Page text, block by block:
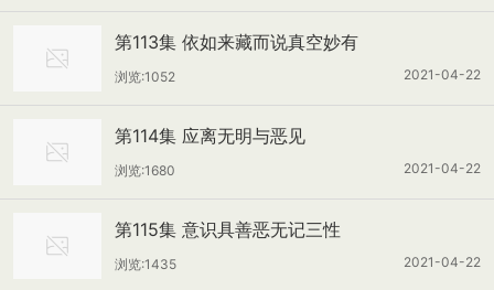
第113集 依如来藏而说真空妙有
2021-04-22
浏览:1052
第114集 应离无明与恶见
2021-04-22
浏览:1680
第115集 意识具善恶无记三性
2021-04-22
浏览:1435